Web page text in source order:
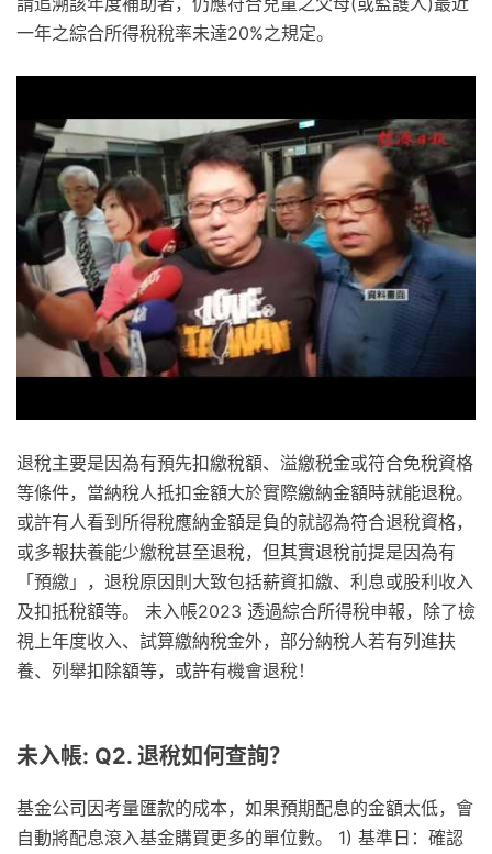
一年之綜合所得稅稅率未達20%之規定。
退稅主要是因為有預先扣繳稅額、溢繳税金或符合免稅資格
等條件，當納稅人抵扣金額大於實際繳納金額時就能退稅。
或許有人看到所得稅應納金額是負的就認為符合退稅資格，
或多報扶養能少繳稅甚至退稅，但其實退稅前提是因為有
「預繳」，退稅原因則大致包括薪資扣繳、利息或股利收入
及扣抵稅額等。 未入帳2023 透過綜合所得稅申報，除了檢
視上年度收入、試算繳納稅金外，部分納稅人若有列進扶
養、列舉扣除額等，或許有機會退稅！
未入帳: Q2. 退稅如何查詢？
基金公司因考量匯款的成本，如果預期配息的金額太低，會
自動將配息滾入基金購買更多的單位數。 1) 基準日：確認